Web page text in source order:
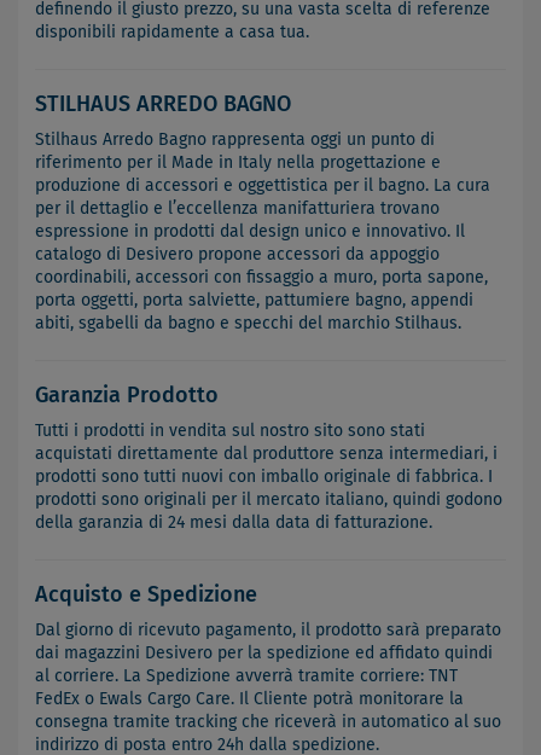
definendo il giusto prezzo, su una vasta scelta di referenze
disponibili rapidamente a casa tua.
STILHAUS ARREDO BAGNO
Stilhaus Arredo Bagno rappresenta oggi un punto di
riferimento per il Made in Italy nella progettazione e
produzione di accessori e oggettistica per il bagno. La cura
per il dettaglio e l’eccellenza manifatturiera trovano
espressione in prodotti dal design unico e innovativo. Il
catalogo di Desivero propone accessori da appoggio
coordinabili, accessori con fissaggio a muro, porta sapone,
porta oggetti, porta salviette, pattumiere bagno, appendi
abiti, sgabelli da bagno e specchi del marchio Stilhaus.
Garanzia Prodotto
Tutti i prodotti in vendita sul nostro sito sono stati
acquistati direttamente dal produttore senza intermediari, i
prodotti sono tutti nuovi con imballo originale di fabbrica. I
prodotti sono originali per il mercato italiano, quindi godono
della garanzia di 24 mesi dalla data di fatturazione.
Acquisto e Spedizione
Dal giorno di ricevuto pagamento, il prodotto sarà preparato
dai magazzini Desivero per la spedizione ed affidato quindi
al corriere. La Spedizione avverrà tramite corriere: TNT
FedEx o Ewals Cargo Care. Il Cliente potrà monitorare la
consegna tramite tracking che riceverà in automatico al suo
indirizzo di posta entro 24h dalla spedizione.